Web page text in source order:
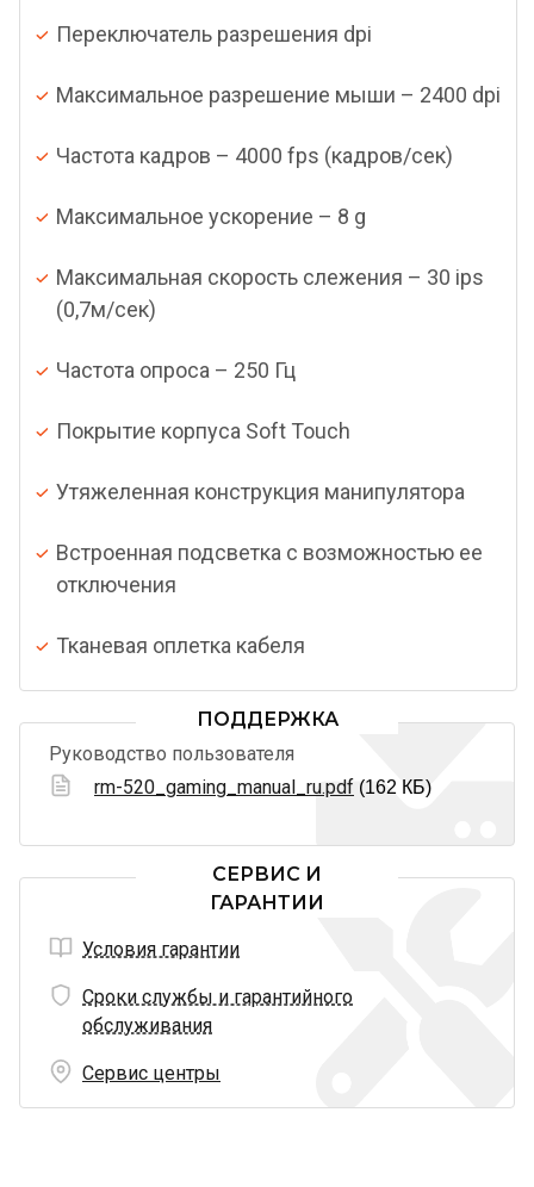
Переключатель разрешения dpi
Максимальное разрешение мыши – 2400 dpi
Частота кадров – 4000 fps (кадров/сек)
Максимальное ускорение – 8 g
Максимальная скорость слежения – 30 ips
(0,7м/сек)
Частота опроса – 250 Гц
Покрытие корпуса Soft Touch
Утяжеленная конструкция манипулятора
Встроенная подсветка с возможностью ее
отключения
Тканевая оплетка кабеля
ПОДДЕРЖКА
Руководство пользователя
rm-520_gaming_manual_ru.pdf (162 КБ)
СЕРВИС И
ГАРАНТИИ
Условия гарантии
Сроки службы и гарантийного
обслуживания
Сервис центры